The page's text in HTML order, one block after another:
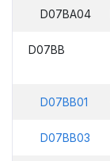
D07BA04
D07BB
D07BB01
D07BB03